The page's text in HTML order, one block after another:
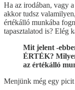
Ha az irodában, vagy
akkor tudsz
értékálló munkába
tapasztalatod is? Elég
Mit jelent -
ÉRTÉK?
az értékálló
Menjünk még egy